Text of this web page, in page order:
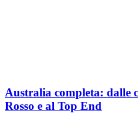
Australia completa: dalle
Rosso e al Top End